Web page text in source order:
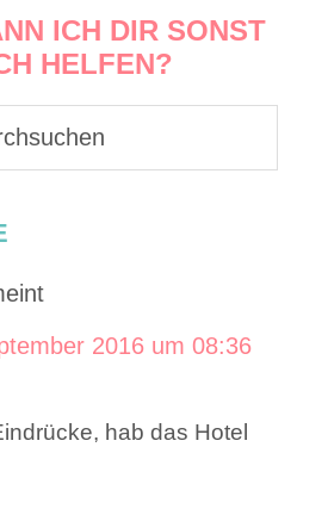
ICH DIR SONST
HELFEN?
2016 um 08:36
hab das Hotel